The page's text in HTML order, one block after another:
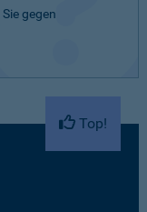
Sie gegen
Top!